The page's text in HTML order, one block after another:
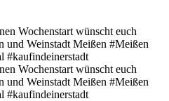
Wochenstart wünscht euch
und Weinstadt Meißen #Meißen
#kaufindeinerstadt
Wochenstart wünscht euch
und Weinstadt Meißen #Meißen
#kaufindeinerstadt